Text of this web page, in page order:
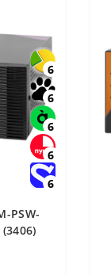
6
6
6
6
6
PSW-